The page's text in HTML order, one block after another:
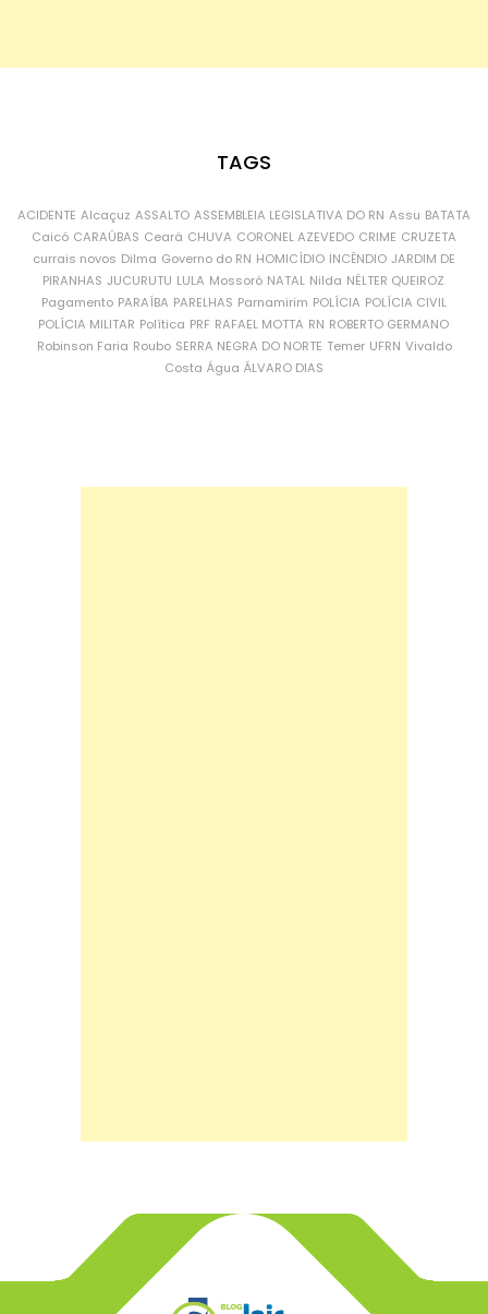
TAGS
ACIDENTE Alcaçuz ASSALTO ASSEMBLEIA LEGISLATIVA DO RN Assu BATATA
Caicó CARAÚBAS Ceará CHUVA CORONEL AZEVEDO CRIME CRUZETA
currais novos Dilma Governo do RN HOMICÍDIO INCÊNDIO JARDIM DE
PIRANHAS JUCURUTU LULA Mossoró NATAL Nilda NÉLTER QUEIROZ
Pagamento PARAÍBA PARELHAS Parnamirim POLÍCIA POLÍCIA CIVIL
POLÍCIA MILITAR Política PRF RAFAEL MOTTA RN ROBERTO GERMANO
Robinson Faria Roubo SERRA NEGRA DO NORTE Temer UFRN Vivaldo
Costa Água ÁLVARO DIAS